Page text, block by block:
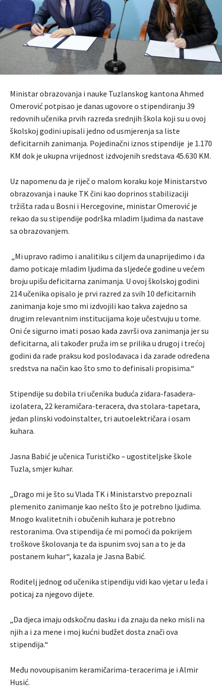
Ministar obrazovanja i nauke Tuzlanskog kantona Ahmed
Omerović potpisao je danas ugovore o stipendiranju 39
redovnih učenika prvih razreda srednjih škola koji su u ovoj
školskoj godini upisali jedno od usmjerenja sa liste
deficitarnih zanimanja. Pojedinačni iznos stipendije je 1.170
KM dok je ukupna vrijednost izdvojenih sredstava 45.630 KM.
Uz napomenu da je riječ o malom koraku koje Ministarstvo
obrazovanja i nauke TK čini kao doprinos stabilizaciji
tržišta rada u Bosni i Hercegovine, ministar Omerović je
rekao da su stipendije podrška mladim ljudima da nastave
sa obrazovanjem.
„Mi upravo radimo i analitiku s ciljem da unaprijedimo i da
damo poticaje mladim ljudima da sljedeće godine u većem
broju upišu deficitarna zanimanja. U ovoj školskoj godini
214 učenika opisalo je prvi razred za svih 10 deficitarnih
zanimanja koje smo mi izdvojili kao takva zajedno sa
drugim relevantnim institucijama koje učestvuju u tome.
Oni će sigurno imati posao kada završi ova zanimanja jer su
deficitarna, ali također pruža im se prilika u drugoj i trećoj
godini da rade praksu kod poslodavaca i da zarade određena
sredstva na način kao što smo to definisali propisima.“
Stipendije su dobila tri učenika buduća zidara-fasadera-
izolatera, 22 keramičara-teracera, dva stolara-tapetara,
jedan plinski vodoinstalter, tri autoelektričara i osam
kuhara.
Jasna Babić je učenica Turističko – ugostiteljske škole
Tuzla, smjer kuhar.
„Drago mi je što su Vlada TK i Ministarstvo prepoznali
plemenito zanimanje kao nešto što je potrebno ljudima.
Mnogo kvalitetnih i obučenih kuhara je potrebno
restoranima. Ova stipendija će mi pomoći da pokrijem
troškove školovanja te da ispunim svoj san a to je da
postanem kuhar“, kazala je Jasna Babić.
Roditelj jednog od učenika stipendiju vidi kao vjetar u leđa i
poticaj za njegovo dijete.
„Da djeca imaju odskočnu dasku i da znaju da neko misli na
njih a i za mene i moj kućni budžet dosta znači ova
stipendija.“
Među novoupisanim keramičarima-teracerima je i Almir
Husić.